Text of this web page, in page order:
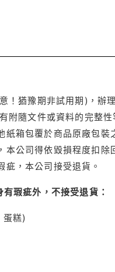
！猶豫期非試用期)，辦
附隨文件或資料的完整性
箱包覆於商品原廠包裝
公司得依毀損程度扣
，本公司接受退貨。
瑕疵外，不接受退貨：
蛋糕)